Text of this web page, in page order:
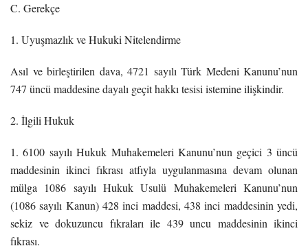
C. Gerekçe
1. Uyuşmazlık ve Hukuki Nitelendirme
Asıl ve birleştirilen dava, 4721 sayılı Türk Medeni Kanunu’nun
747 üncü maddesine dayalı geçit hakkı tesisi istemine ilişkindir.
2. İlgili Hukuk
1. 6100 sayılı Hukuk Muhakemeleri Kanunu’nun geçici 3 üncü
maddesinin ikinci fıkrası atfıyla uygulanmasına devam olunan
mülga 1086 sayılı Hukuk Usulü Muhakemeleri Kanunu’nun
(1086 sayılı Kanun) 428 inci maddesi, 438 inci maddesinin yedi,
sekiz ve dokuzuncu fıkraları ile 439 uncu maddesinin ikinci
fıkrası.